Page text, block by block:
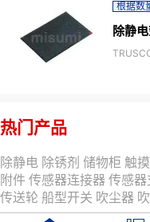
根据数
除静
热门产品
除静电 除锈剂 储物柜 触
附件 传感器连接器 传感器
传送轮 船型开关 吹尘器